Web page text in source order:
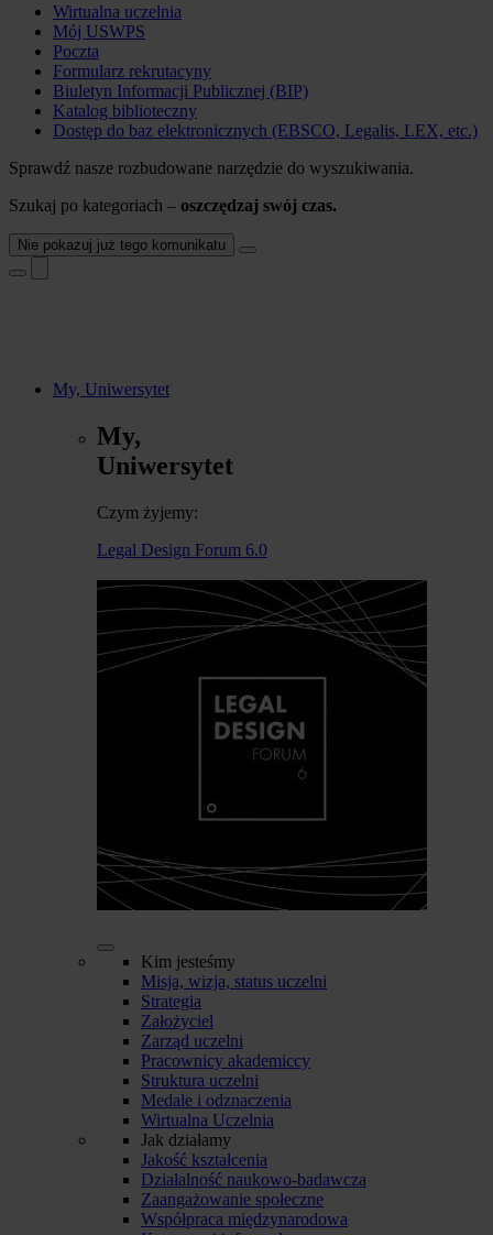
Wirtualna uczelnia
Mój USWPS
Poczta
Formularz rekrutacyny
Biuletyn Informacji Publicznej (BIP)
Katalog biblioteczny
Dostęp do baz elektronicznych (EBSCO, Legalis, LEX, etc.)
Sprawdź nasze rozbudowane narzędzie do wyszukiwania.
Szukaj po kategoriach – oszczędzaj swój czas.
Nie pokazuj już tego komunikatu
My, Uniwersytet
My,
Uniwersytet
Czym żyjemy:
Legal Design Forum 6.0
Kim jesteśmy
Misja, wizja, status uczelni
Strategia
Założyciel
Zarząd uczelni
Pracownicy akademiccy
Struktura uczelni
Medale i odznaczenia
Wirtualna Uczelnia
Jak działamy
Jakość kształcenia
Działalność naukowo-badawcza
Zaangażowanie społeczne
Współpraca międzynarodowa